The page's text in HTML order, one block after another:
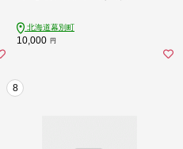
ジャガイモ[№5749-1386]
北海道幕別町
10,000 円
8